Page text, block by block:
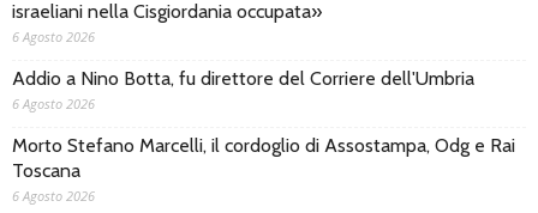
israeliani nella Cisgiordania occupata»
6 Agosto 2026
Addio a Nino Botta, fu direttore del Corriere dell'Umbria
6 Agosto 2026
Morto Stefano Marcelli, il cordoglio di Assostampa, Odg e Rai
Toscana
6 Agosto 2026